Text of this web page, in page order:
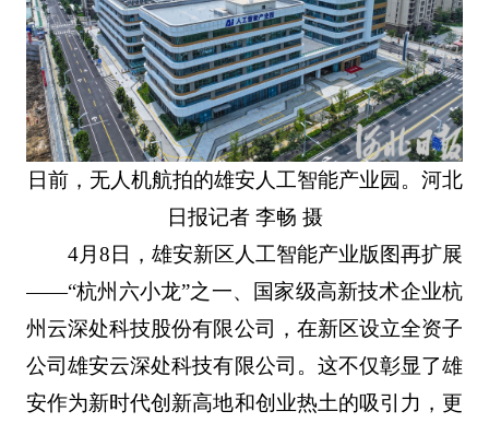
日前，无人机航拍的雄安人工智能产业园。河北
日报记者 李畅 摄
4月8日，雄安新区人工智能产业版图再扩展
——“杭州六小龙”之一、国家级高新技术企业杭
州云深处科技股份有限公司，在新区设立全资子
公司雄安云深处科技有限公司。这不仅彰显了雄
安作为新时代创新高地和创业热土的吸引力，更